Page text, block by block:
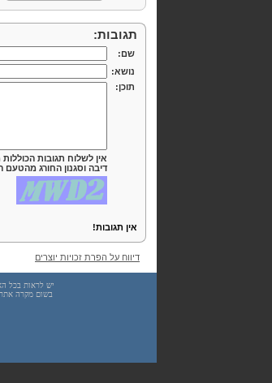
תגובות:
שם:
נושא:
תוכן:
אין לשלוח תגובות
דיבה וסגנון החורג מהטעם
אין תגובות!
דיווח על הפרת זכויות יוצרים